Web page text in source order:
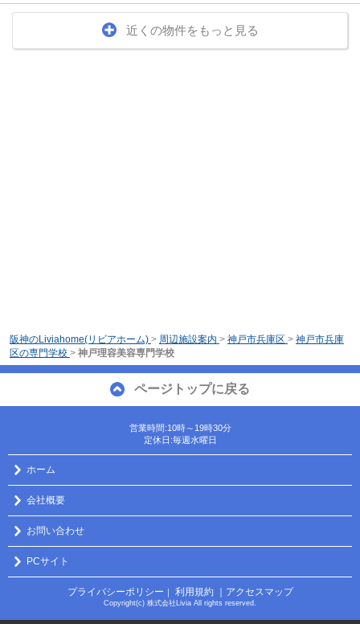
近くの物件をもっと見る
阪神のLiviahome(リビアホーム) > 周辺施設案内 > 神戸市兵庫区 > 神戸市兵庫
区の専門学校 > 神戸理容美容専門学校
ページトップに戻る
営業時間:10時～19時30分
定休日:毎週水曜日
ホーム
会社概要
お問い合わせ
PCサイト
プライバシーポリシー ｜ 利用規約 ｜アクセスマップ
Copyright(c) 株式会社Livia All rights reserved.